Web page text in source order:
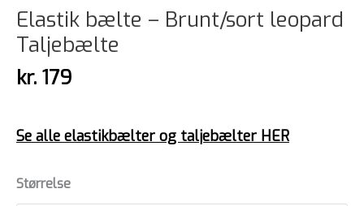
Elastik bælte – Brunt/sort leopard
Taljebælte
kr. 179
Se alle elastikbælter og taljebælter HER
Størrelse
Taljebælte
antal